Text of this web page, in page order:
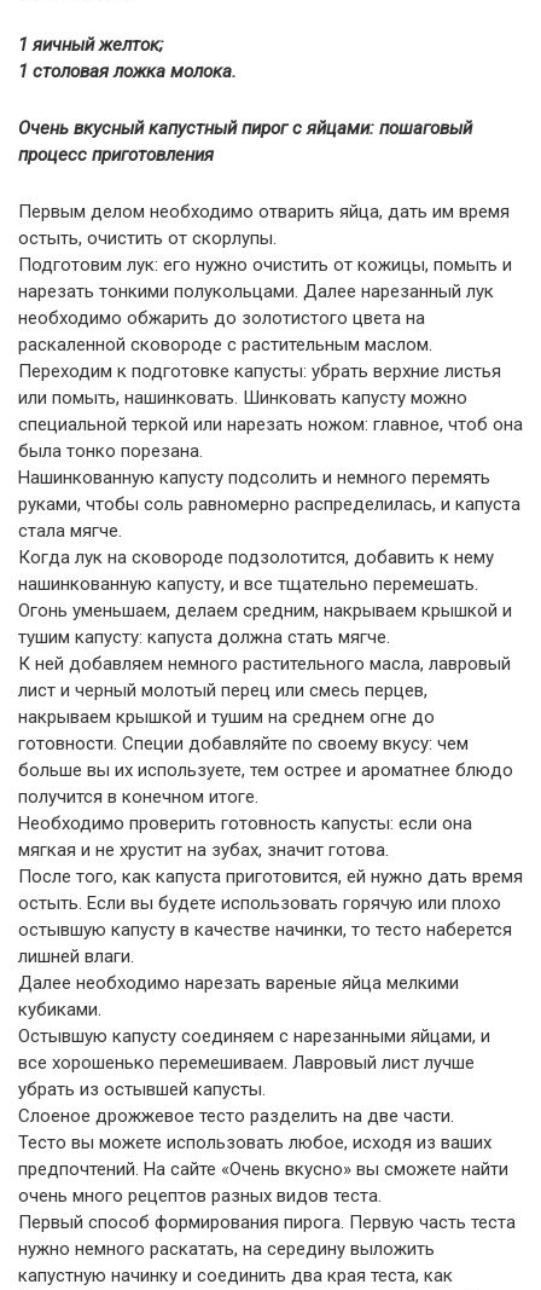
1 яичный желток;
1 столовая ложка молока.
Очень вкусный капустный пирог с яйцами: пошаговый
процесс приготовления
Первым делом необходимо отварить яйца, дать им время
остыть, очистить от скорлупы.
Подготовим лук: его нужно очистить от кожицы, помыть и
нарезать тонкими полукольцами. Далее нарезанный лук
необходимо обжарить до золотистого цвета на
раскаленной сковороде с растительным маслом.
Переходим к подготовке капусты: убрать верхние листья
или помыть, нашинковать. Шинковать капусту можно
специальной теркой или нарезать ножом: главное, чтоб она
была тонко порезана.
Нашинкованную капусту подсолить и немного перемять
руками, чтобы соль равномерно распределилась, и капуста
стала мягче.
Когда лук на сковороде подзолотится, добавить к нему
нашинкованную капусту, и все тщательно перемешать.
Огонь уменьшаем, делаем средним, накрываем крышкой и
тушим капусту: капуста должна стать мягче.
К ней добавляем немного растительного масла, лавровый
лист и черный молотый перец или смесь перцев,
накрываем крышкой и тушим на среднем огне до
готовности. Специи добавляйте по своему вкусу: чем
больше вы их используете, тем острее и ароматнее блюдо
получится в конечном итоге.
Необходимо проверить готовность капусты: если она
мягкая и не хрустит на зубах, значит готова.
После того, как капуста приготовится, ей нужно дать время
остыть. Если вы будете использовать горячую или плохо
остывшую капусту в качестве начинки, то тесто наберется
лишней влаги.
Далее необходимо нарезать вареные яйца мелкими
кубиками.
Остывшую капусту соединяем с нарезанными яйцами, и
все хорошенько перемешиваем. Лавровый лист лучше
убрать из остывшей капусты.
Слоеное дрожжевое тесто разделить на две части.
Тесто вы можете использовать любое, исходя из ваших
предпочтений. На сайте «Очень вкусно» вы сможете найти
очень много рецептов разных видов теста.
Первый способ формирования пирога. Первую часть теста
нужно немного раскатать, на середину выложить
капустную начинку и соединить два края теста, как